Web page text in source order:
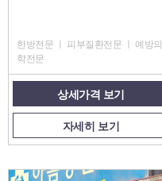
한방전문 ㅣ 피부질환전문 ㅣ 예방의
학전문
상세가격 보기
자세히 보기